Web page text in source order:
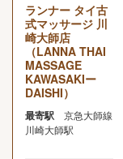
ランナー タイ古
式マッサージ 川
崎大師店
（LANNA THAI
MASSAGE
KAWASAKIー
DAISHI）
最寄駅
京急大師線
川崎大師駅